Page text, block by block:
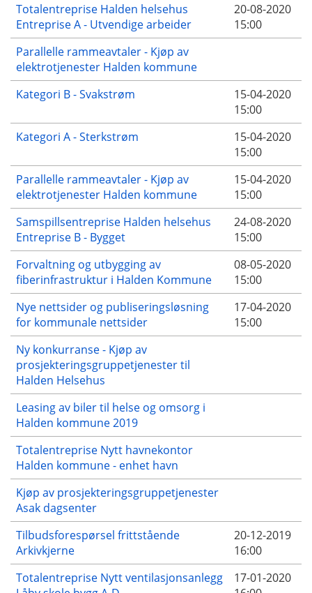
Totalentreprise Halden helsehus
Entreprise A - Utvendige arbeider
20-08-2020
15:00
Parallelle rammeavtaler - Kjøp av
elektrotjenester Halden kommune
Kategori B - Svakstrøm
15-04-2020
15:00
Kategori A - Sterkstrøm
15-04-2020
15:00
Parallelle rammeavtaler - Kjøp av
elektrotjenester Halden kommune
15-04-2020
15:00
Samspillsentreprise Halden helsehus
Entreprise B - Bygget
24-08-2020
15:00
Forvaltning og utbygging av
fiberinfrastruktur i Halden Kommune
08-05-2020
15:00
Nye nettsider og publiseringsløsning
for kommunale nettsider
17-04-2020
15:00
Ny konkurranse - Kjøp av
prosjekteringsgruppetjenester til
Halden Helsehus
Leasing av biler til helse og omsorg i
Halden kommune 2019
Totalentreprise Nytt havnekontor
Halden kommune - enhet havn
Kjøp av prosjekteringsgruppetjenester
Asak dagsenter
Tilbudsforespørsel frittstående
Arkivkjerne
20-12-2019
16:00
Totalentreprise Nytt ventilasjonsanlegg
17-01-2020